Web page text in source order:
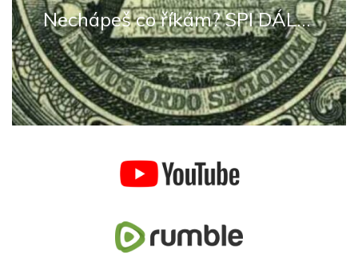
Nechápeš co říkám? SPI DÁL...